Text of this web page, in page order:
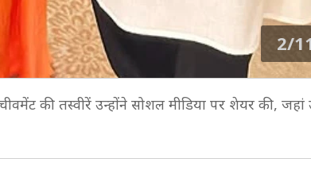
2/
की तस्वीरें उन्होंने सोशल मीडिया पर शेयर की,